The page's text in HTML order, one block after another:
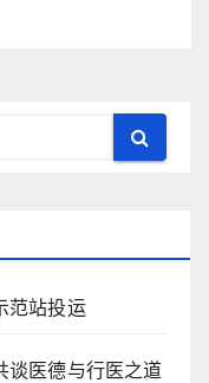
范站投运
医德与行医之道